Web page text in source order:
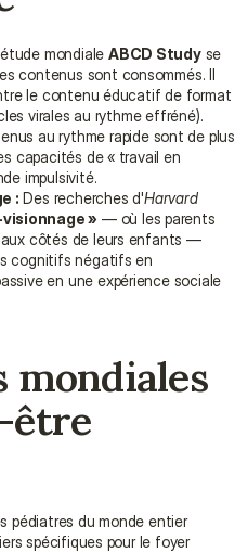
mondiale ABCD Study se
contenus sont consommés. Il
le contenu éducatif de format
virales au rythme effréné).
au rythme rapide sont de plus
capacités de « travail en
impulsivité.
: Des recherches d'Harvard
» — où les parents
côtés de leurs enfants —
cognitifs négatifs en
en une expérience sociale
mondiales
être
pédiatres du monde entier
spécifiques pour le foyer